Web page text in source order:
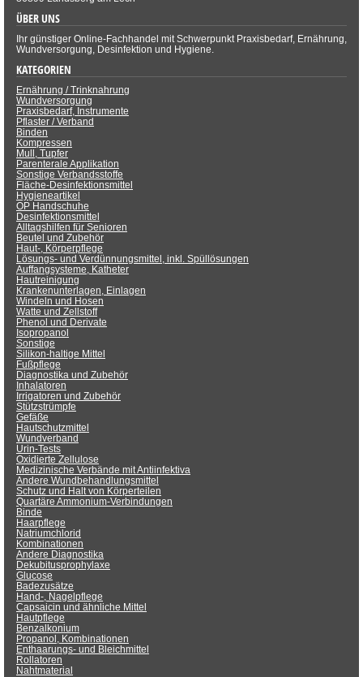
ÜBER UNS
Ihr günstiger Online-Fachhandel mit Schwerpunkt Praxisbedarf, Ernährung,
Wundversorgung, Desinfektion und Hygiene.
KATEGORIEN
Ernährung / Trinknahrung
Wundversorgung
Praxisbedarf, Instrumente
Pflaster / Verband
Binden
Kompressen
Mull, Tupfer
Parenterale Applikation
Sonstige Verbandsstoffe
Fläche-Desinfektionsmittel
Hygieneartikel
OP Handschuhe
Desinfektionsmittel
Alltagshilfen für Senioren
Beutel und Zubehör
Haut-, Körperpflege
Lösungs- und Verdünnungsmittel, inkl. Spüllösungen
Auffangsysteme, Katheter
Hautreinigung
Krankenunterlagen, Einlagen
Windeln und Hosen
Watte und Zellstoff
Phenol und Derivate
Isopropanol
Sonstige
Silikon-haltige Mittel
Fußpflege
Diagnostika und Zubehör
Inhalatoren
Irrigatoren und Zubehör
Stützstrümpfe
Gefäße
Hautschutzmittel
Wundverband
Urin-Tests
Oxidierte Zellulose
Medizinische Verbände mit Antiinfektiva
Andere Wundbehandlungsmittel
Schutz und Halt von Körperteilen
Quartäre Ammonium-Verbindungen
Binde
Haarpflege
Natriumchlorid
Kombinationen
Andere Diagnostika
Dekubitusprophylaxe
Glucose
Badezusätze
Hand-, Nagelpflege
Capsaicin und ähnliche Mittel
Hautpflege
Benzalkonium
Propanol, Kombinationen
Enthaarungs- und Bleichmittel
Rollatoren
Nahtmaterial